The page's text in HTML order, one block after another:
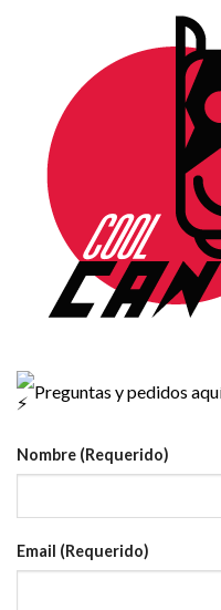
Preguntas y pedidos
Nombre (Requerido)
Email (Requerido)